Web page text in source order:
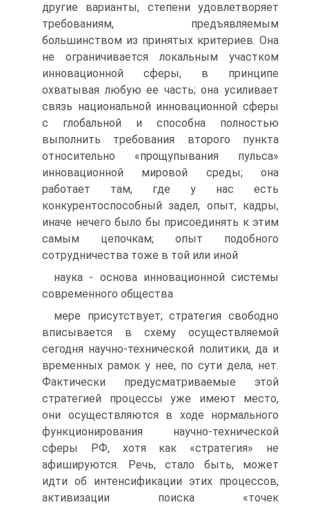
другие варианты, степени удовлетворяет
требованиям, предъявляемым
большинством из принятых критериев. Она
не ограничивается локальным участком
инновационной сферы, в принципе
охватывая любую ее часть; она усиливает
связь национальной инновационной сферы
с глобальной и способна полностью
выполнить требования второго пункта
относительно «прощупывания пульса»
инновационной мировой среды; она
работает там, где у нас есть
конкурентоспособный задел, опыт, кадры,
иначе нечего было бы присоединять к этим
самым цепочкам; опыт подобного
сотрудничества тоже в той или иной
наука - основа инновационной системы
современного общества
мере присутствует; стратегия свободно
вписывается в схему осуществляемой
сегодня научно-технической политики, да и
временных рамок у нее, по сути дела, нет.
Фактически предусматриваемые этой
стратегией процессы уже имеют место,
они осуществляются в ходе нормального
функционирования научно-технической
сферы РФ, хотя как «стратегия» не
афишируются. Речь, стало быть, может
идти об интенсификации этих процессов,
активизации поиска «точек